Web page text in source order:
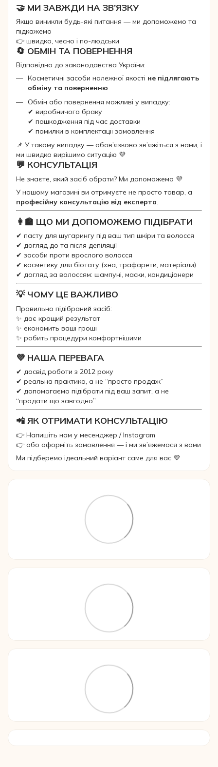
🤝 МИ ЗАВЖДИ НА ЗВ’ЯЗКУ
Якщо виникли будь-які питання — ми допоможемо та
підкажемо
👉 швидко, чесно і по-людськи
🔄 ОБМІН ТА ПОВЕРНЕННЯ
Відповідно до законодавства України:
Косметичні засоби належної якості не підлягають
обміну та поверненню
Обмін або повернення можливі у випадку:
✔ виробничого браку
✔ пошкодження під час доставки
✔ помилки в комплектації замовлення
📌 У такому випадку — обов’язково зв’яжіться з нами, і
ми швидко вирішимо ситуацію 💜
💬 КОНСУЛЬТАЦІЯ
Не знаєте, який засіб обрати? Ми допоможемо 💜
У нашому магазині ви отримуєте не просто товар, а
професійну консультацію від експерта
👩‍🏫 ЩО МИ ДОПОМОЖЕМО ПІДІБРАТИ
✔ пасту для шугарингу під ваш тип шкіри та волосся
✔ догляд до та після депіляції
✔ засоби проти врослого волосся
✔ косметику для біотату (хна, трафарети, матеріали)
✔ догляд за волоссям: шампуні, маски, кондиціонери
💡 ЧОМУ ЦЕ ВАЖЛИВО
Правильно підібраний засіб:
✨ дає кращий результат
✨ економить ваші гроші
✨ робить процедури комфортнішими
💜 НАША ПЕРЕВАГА
✔ досвід роботи з 2012 року
✔ реальна практика, а не “просто продаж”
✔ допомагаємо підібрати під ваш запит, а не
“продати що завгодно”
📲 ЯК ОТРИМАТИ КОНСУЛЬТАЦІЮ
👉 Напишіть нам у месенджер / Instagram
👉 або оформіть замовлення — і ми зв’яжемося з вами
Ми підберемо ідеальний варіант саме для вас 💜